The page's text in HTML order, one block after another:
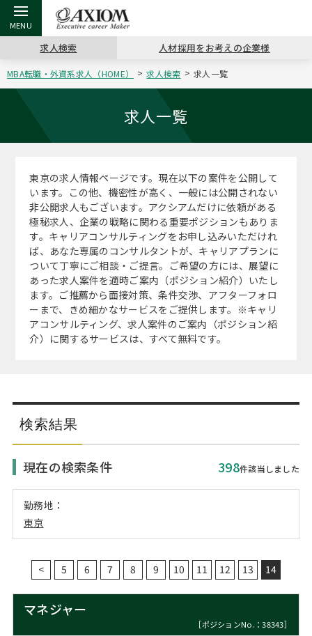
戻る
アクシアムの特長
コンサ
サービス案内 キャリ
“展”職
コンサルタントの紹介
戻る
キャリア支援 TOP
キャリアデザイン講座
MBAの
MBAキ
おわり
ステージ別アドバイス
MBAの転職事例
MBAからのFAQ
MBA留学生数の推移
日本か
インターン受入企業一覧
年齢と年収の相関図
戻る
転職ツール TOP
英文レジュメの書き方 パワー
英文レ
職務経歴書の書き方
日本語履歴書テンプレート
よくある面接Q&A集
外資系／面接攻略のコツ
戻る
転職コラム TOP
“展”職相談室
転職市場の明日をよめ
コンサルティングの現場から
転職成功への4つの鍵
キャリアに効く一冊
注目企業インタビュー
戻る
イベント・セミナー TOP
ジョブフェア
キャリアデザインセミナー
海外セミナー
キャリアフォーラム
プロ経営者の特別セミナー
Career Talk Live
戻る
会社概要 TOP
沿革
主なクライアント
アクセス
採用情報
パブリシティ
ニュースリリース
求人検索 人材採用をお考えの企業様
MBA転職・外資系求人（HOME） 求人検索 求人一覧
求人一覧
東京の求人情報ページです。現在以下の案件を公開して
います。この他、機密性が高く、一般には公開されない
非公開求人もございます。アクシアムだけに依頼がある
極秘求人、企業の戦略に関わる重要ポジションもありま
す。キャリアコンサルティングをお申し込みいただけれ
ば、あなた専属のコンサルタントが、キャリアプランに
ついて丁寧にご相談・ご提言。ご希望の方には、展望に
あった求人案件を適時ご案内（ポジション紹介）いたし
ます。ご推薦から面接対策、条件交渉、アフターフォロ
ーまで、きめ細かなサービスをご提供します。※キャリ
アコンサルティング、求人案件のご案内（ポジション紹
介）に関するサービスは、すべて無料です。
検索結果
現在の検索条件 398件該当しました
勤務地：
東京
< 5 6 7 8 9 10 11 12 13 14
マネジャー
［ポジションNo.：38343］